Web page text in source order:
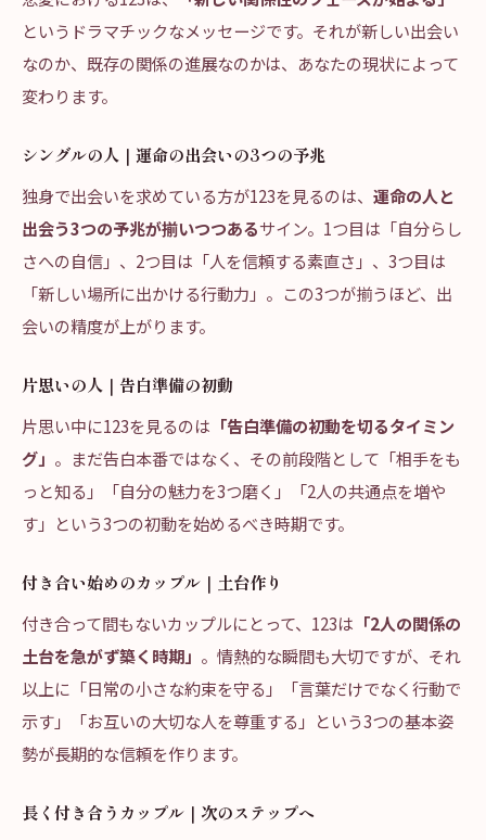
というドラマチックなメッセージです。それが新しい出会い
なのか、既存の関係の進展なのかは、あなたの現状によって
変わります。
シングルの人｜運命の出会いの3つの予兆
独身で出会いを求めている方が123を見るのは、 運命の人と
出会う3つの予兆が揃いつつあるサイン。1つ目は「自分らし
さへの自信」、2つ目は「人を信頼する素直さ」、3つ目は
「新しい場所に出かける行動力」。この3つが揃うほど、出
会いの精度が上がります。
片思いの人｜告白準備の初動
片思い中に123を見るのは 「告白準備の初動を切るタイミン
グ」 。まだ告白本番ではなく、その前段階として「相手をも
っと知る」「自分の魅力を3つ磨く」「2人の共通点を増や
す」という3つの初動を始めるべき時期です。
付き合い始めのカップル｜土台作り
付き合って間もないカップルにとって、123は 「2人の関係の
土台を急がず築く時期」 。情熱的な瞬間も大切ですが、それ
以上に「日常の小さな約束を守る」「言葉だけでなく行動で
示す」「お互いの大切な人を尊重する」という3つの基本姿
勢が長期的な信頼を作ります。
長く付き合うカップル｜次のステップへ